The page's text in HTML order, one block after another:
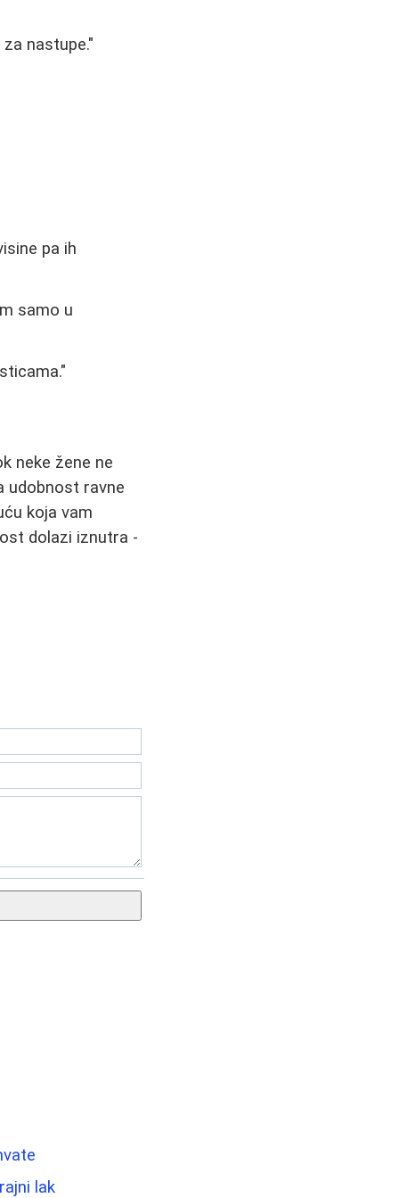
nastupe."
pa ih
samo u
neke žene ne
udobnost ravne
koja vam
dolazi iznutra -
lak